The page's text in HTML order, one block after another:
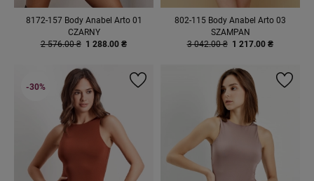
8172-157 Body Anabel Arto 01
CZARNY
2 576.00 ₴ 1 288.00 ₴
802-115 Body Anabel Arto 03
SZAMPAN
3 042.00 ₴ 1 217.00 ₴
-30%